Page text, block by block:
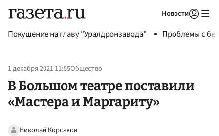
Новости
Покушение на главу "Уралдронзавода" Проблемы с
1 декабря 2021 11:55Общество
В Большом театре поставили
«Мастера и Маргариту»
Николай Корсаков